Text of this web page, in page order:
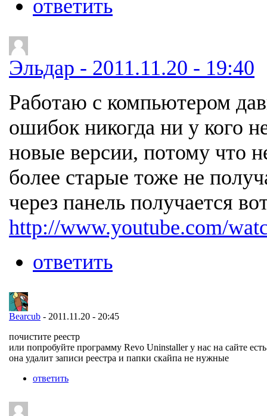
ответить
Эльдар - 2011.11.20 - 19:40
Работаю с компьютером
ошибок никогда ни у кого
новые версии, потому что
более старые тоже не
через панель получается
http://www.youtube.com/
ответить
Bearcub - 2011.11.20 - 20:45
почистите реестр
или попробуйте программу Revo Uninstaller у нас на сайте есть
она удалит записи реестра и папки скайпа не нужные
ответить